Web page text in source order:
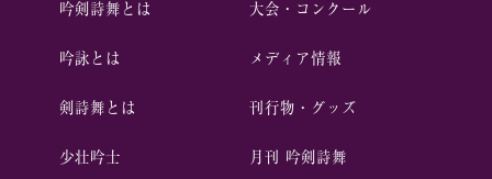
吟剣詩舞とは
吟詠とは
剣詩舞とは
少壮吟⼠
⼤会・コンクール
メディア情報
刊行物・グッズ
⽉刊 吟剣詩舞